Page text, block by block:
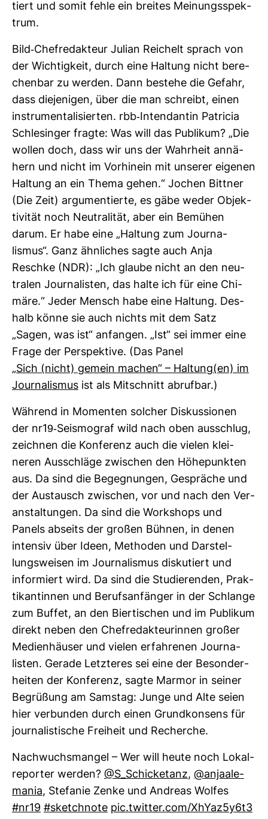
tiert und somit fehle ein breites Mei­nungs­spek­
trum.
Bild-​Chef­re­dak­teur Julian Rei­chelt sprach von
der Wich­tig­keit, durch eine Hal­tung nicht bere­
chenbar zu werden. Dann bestehe die Gefahr,
dass die­je­nigen, über die man schreibt, einen
instru­men­ta­li­sierten. rbb-​Inten­dantin Patricia
Schle­singer fragte: Was will das Publikum? „Die
wollen doch, dass wir uns der Wahr­heit annä­
hern und nicht im Vor­hinein mit unserer eigenen
Hal­tung an ein Thema gehen.“ Jochen Bittner
(Die Zeit) argu­men­tierte, es gäbe weder Objek­
ti­vität noch Neu­tra­lität, aber ein Bemühen
darum. Er habe eine „Hal­tung zum Jour­na­
lismus“. Ganz ähn­li­ches sagte auch Anja
Reschke (NDR): „Ich glaube nicht an den neu­
tralen Jour­na­listen, das halte ich für eine Chi­
märe.“ Jeder Mensch habe eine Hal­tung. Des­
halb könne sie auch nichts mit dem Satz
„Sagen, was ist“ anfangen. „Ist“ sei immer eine
Frage der Per­spek­tive. (Das Panel
„Sich (nicht) gemein machen“ – Hal­tung(en) im
Jour­na­lismus ist als Mit­schnitt abrufbar.)
Wäh­rend in Momenten sol­cher Dis­kus­sionen
der nr19-​Seis­mo­graf wild nach oben aus­schlug,
zeichnen die Kon­fe­renz auch die vielen klei­
neren Aus­schläge zwi­schen den Höhe­punkten
aus. Da sind die Begeg­nungen, Gespräche und
der Aus­tausch zwi­schen, vor und nach den Ver­
an­stal­tungen. Da sind die Work­shops und
Panels abseits der großen Bühnen, in denen
intensiv über Ideen, Methoden und Dar­stel­
lungs­weisen im Jour­na­lismus dis­ku­tiert und
infor­miert wird. Da sind die Stu­die­renden, Prak­
ti­kan­tinnen und Berufs­an­fänger in der Schlange
zum Buffet, an den Bier­ti­schen und im Publikum
direkt neben den Chef­re­dak­teu­rinnen großer
Medi­en­häuser und vielen erfah­renen Jour­na­
listen. Gerade Letz­teres sei eine der Beson­der­
heiten der Kon­fe­renz, sagte Marmor in seiner
Begrü­ßung am Samstag: Junge und Alte seien
hier ver­bunden durch einen Grund­kon­sens für
jour­na­lis­ti­sche Frei­heit und Recherche.
Nach­wuchs­mangel – Wer will heute noch Lokal­
re­porter werden? @S_Schi­cketanz, @anja­ale­
mania, Ste­fanie Zenke und Andreas Wolfes
#nr19 #sketch­note pic.twitter.com/XhYaz5y6t3